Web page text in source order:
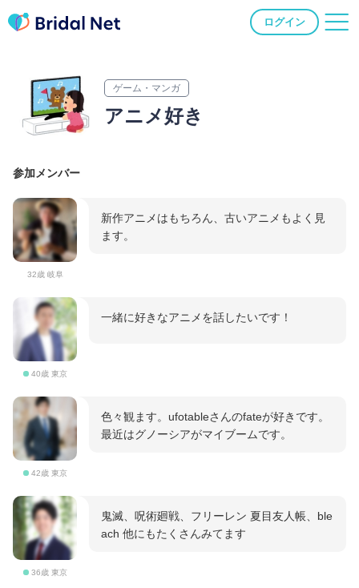
ログイン
ゲーム・マンガ
アニメ好き
参加メンバー
32歳 岐阜
新作アニメはもちろん、古いアニメもよく見
ます。
40歳 東京
一緒に好きなアニメを話したいです！
42歳 東京
色々観ます。ufotableさんのfateが好きです。
最近はグノーシアがマイブームです。
36歳 東京
鬼滅、呪術廻戦、フリーレン 夏目友人帳、ble
ach 他にもたくさんみてます